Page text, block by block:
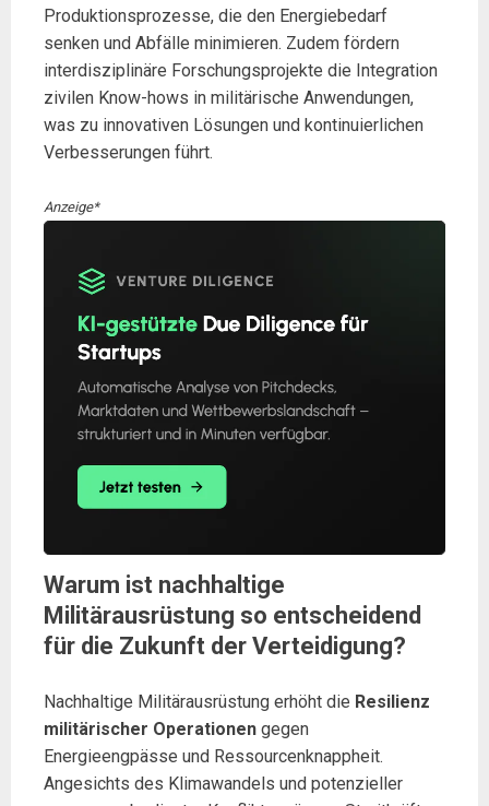
Produktionsprozesse, die den Energiebedarf
senken und Abfälle minimieren. Zudem fördern
interdisziplinäre Forschungsprojekte die Integration
zivilen Know-hows in militärische Anwendungen,
was zu innovativen Lösungen und kontinuierlichen
Verbesserungen führt.
Anzeige*
Warum ist nachhaltige
Militärausrüstung so entscheidend
für die Zukunft der Verteidigung?
Nachhaltige Militärausrüstung erhöht die Resilienz
militärischer Operationen gegen
Energieengpässe und Ressourcenknappheit.
Angesichts des Klimawandels und potenzieller